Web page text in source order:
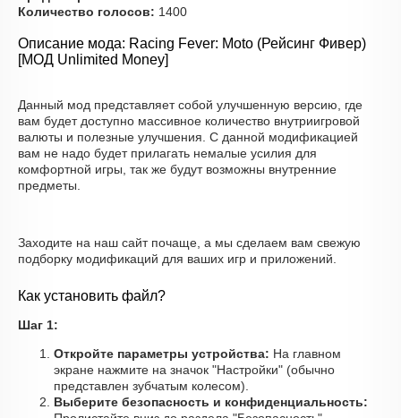
Количество голосов: 1400
Описание мода: Racing Fever: Moto (Рейсинг Фивер)
[МОД Unlimited Money]
Данный мод представляет собой улучшенную версию, где
вам будет доступно массивное количество внутриигровой
валюты и полезные улучшения. С данной модификацией
вам не надо будет прилагать немалые усилия для
комфортной игры, так же будут возможны внутренние
предметы.
Заходите на наш сайт почаще, а мы сделаем вам свежую
подборку модификаций для ваших игр и приложений.
Как установить файл?
Шаг 1:
Откройте параметры устройства: На главном
экране нажмите на значок "Настройки" (обычно
представлен зубчатым колесом).
Выберите безопасность и конфиденциальность: